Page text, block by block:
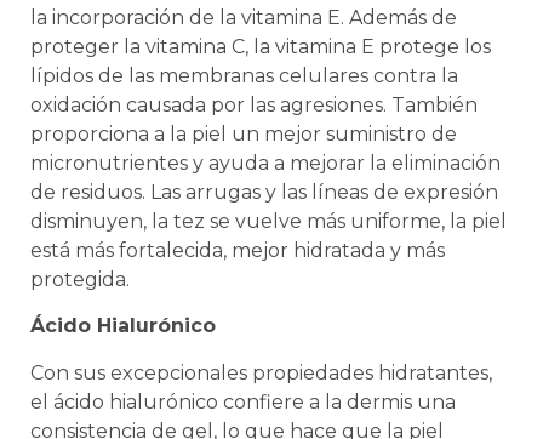
la incorporación de la vitamina E. Además de
proteger la vitamina C, la vitamina E protege los
lípidos de las membranas celulares contra la
oxidación causada por las agresiones. También
proporciona a la piel un mejor suministro de
micronutrientes y ayuda a mejorar la eliminación
de residuos. Las arrugas y las líneas de expresión
disminuyen, la tez se vuelve más uniforme, la piel
está más fortalecida, mejor hidratada y más
protegida.
Ácido Hialurónico
Con sus excepcionales propiedades hidratantes,
el ácido hialurónico confiere a la dermis una
consistencia de gel, lo que hace que la piel